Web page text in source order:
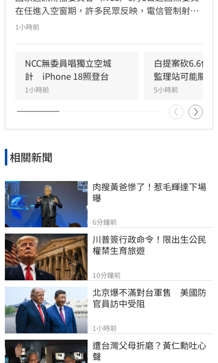
在任進入空窗期，許多民眾反映，電信管制射頻
器材因無法獲得許可，全部卡在海關。民進黨立
市公司每天都得支付龐大倉儲費用，因此向他陳
情詢問，到底何時才能通過人事案，讓林俊憲忍
不住感嘆，「人事案可以有不同立場，但不該讓
1小時前
NCC無委員唱獨立空城
計　iPhone 18照登台
1小時前
白提案砍6.6億
監理站可能關門
5小時前
相關新聞
肉搜黃爸慘了！惹毛輝達下場
曝
6分鐘前
川普簽行政命令！限出生公民
權禁生育旅遊
10分鐘前
北京爆不滿對台軍售　美國防
官員訪中受阻
1小時前
遭台灣父母折磨？黃仁勳吐心
聲